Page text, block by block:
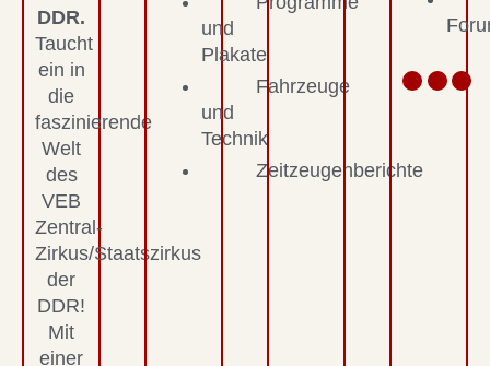
DDR.
Taucht
ein in
die
faszinierende
Welt
des
VEB
Zentral-
Zirkus/Staatszirkus
der
DDR!
Mit
einer
und
Plakate
Fahrzeuge
und
Technik
Zeitzeugenberichte